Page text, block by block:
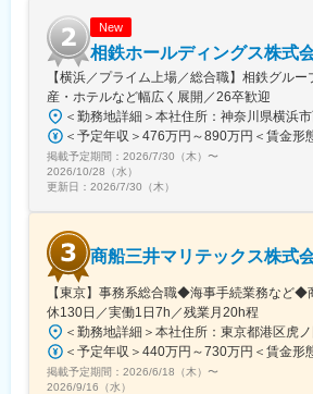
New
相鉄ホールディングス株式
【横浜／プライム上場／総合職】相鉄グル
産・ホテルなど幅広く展開／26卒歓迎
掲載予定期間： 2026/7/30（木） 〜
2026/10/28（水）
更新日： 2026/7/30（木）
商船三井マリテックス株式
【東京】事務系総合職◆海事手続業務など◆
休130日／実働1日7h／残業月20h程
掲載予定期間： 2026/6/18（木） 〜
2026/9/16（水）